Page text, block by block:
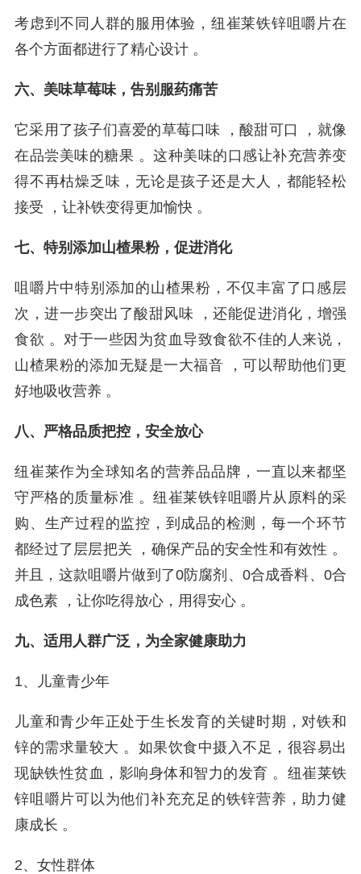
考虑到不同人群的服用体验，纽崔莱铁锌咀嚼片在
各个方面都进行了精心设计 。
六、美味草莓味，告别服药痛苦
它采用了孩子们喜爱的草莓口味 ，酸甜可口 ，就像
在品尝美味的糖果 。这种美味的口感让补充营养变
得不再枯燥乏味，无论是孩子还是大人，都能轻松
接受 ，让补铁变得更加愉快 。
七、特别添加山楂果粉，促进消化
咀嚼片中特别添加的山楂果粉，不仅丰富了口感层
次，进一步突出了酸甜风味 ，还能促进消化，增强
食欲 。对于一些因为贫血导致食欲不佳的人来说，
山楂果粉的添加无疑是一大福音 ，可以帮助他们更
好地吸收营养 。
八、严格品质把控，安全放心
纽崔莱作为全球知名的营养品品牌，一直以来都坚
守严格的质量标准 。纽崔莱铁锌咀嚼片从原料的采
购、生产过程的监控，到成品的检测，每一个环节
都经过了层层把关 ，确保产品的安全性和有效性 。
并且，这款咀嚼片做到了0防腐剂、0合成香料、0合
成色素 ，让你吃得放心，用得安心 。
九、适用人群广泛，为全家健康助力
1、儿童青少年
儿童和青少年正处于生长发育的关键时期，对铁和
锌的需求量较大 。如果饮食中摄入不足，很容易出
现缺铁性贫血，影响身体和智力的发育 。纽崔莱铁
锌咀嚼片可以为他们补充充足的铁锌营养，助力健
康成长 。
2、女性群体